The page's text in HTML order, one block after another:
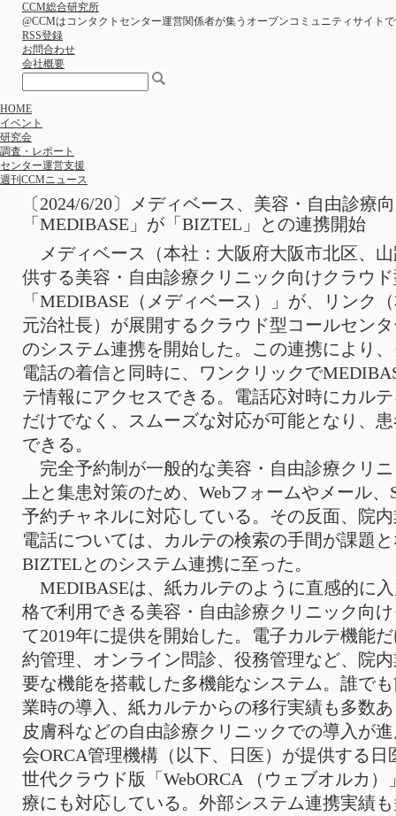
CCM総合研究所
@CCMはコンタクトセンター運営関係者が集うオープンコミュニティサイト
RSS登録
お問合わせ
会社概要
HOME
イベント
研究会
調査・レポート
センター運営支援
週刊CCMニュース
〔2024/6/20〕メディベース、美容・自由診療
「MEDIBASE」が「BIZTEL」との連携開始
メディベース（本社：大阪府大阪市北区、
供する美容・自由診療クリニック向けクラウ
「MEDIBASE（メディベース）」が、リンク
元治社長）が展開するクラウド型コールセン
のシステム連携を開始した。この連携により
電話の着信と同時に、ワンクリックで
テ情報にアクセスできる。電話応対時にカル
だけでなく、スムーズな対応が可能となり、
できる。
完全予約制が一般的な美容・自由診療クリ
上と集患対策のため、Webフォームやメール
予約チャネルに対応している。その反面、院
電話については、カルテの検索の手間が課題
BIZTELとのシステム連携に至った。
MEDIBASEは、紙カルテのように直感的に
格で利用できる美容・自由診療クリニック向
て2019年に提供を開始した。電子カルテ機能
約管理、オンライン問診、役務管理など、院
要な機能を搭載した多機能なシステム。誰で
業時の導入、紙カルテからの移行実績も多数
皮膚科などの自由診療クリニックでの導入が
会ORCA管理機構（以下、日医）が提供する
世代クラウド版「WebORCA （ウェブオルカ
療にも対応している。外部システム連携実績